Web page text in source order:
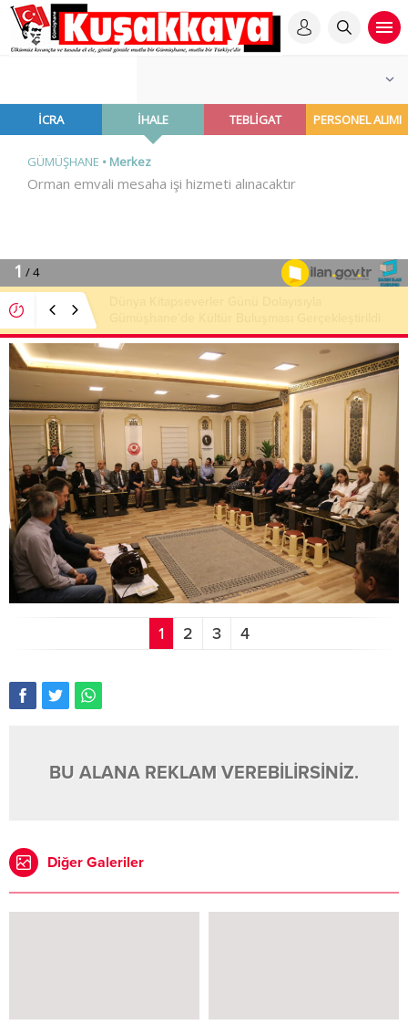
1 2 3 4
BU ALANA REKLAM VEREBİLİRSİNİZ.
Diğer Galeriler